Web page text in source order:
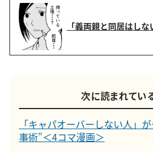
「義両親と同居はし
次に読まれてい
「キャパオーバーしない人」
事術”＜4コマ漫画＞